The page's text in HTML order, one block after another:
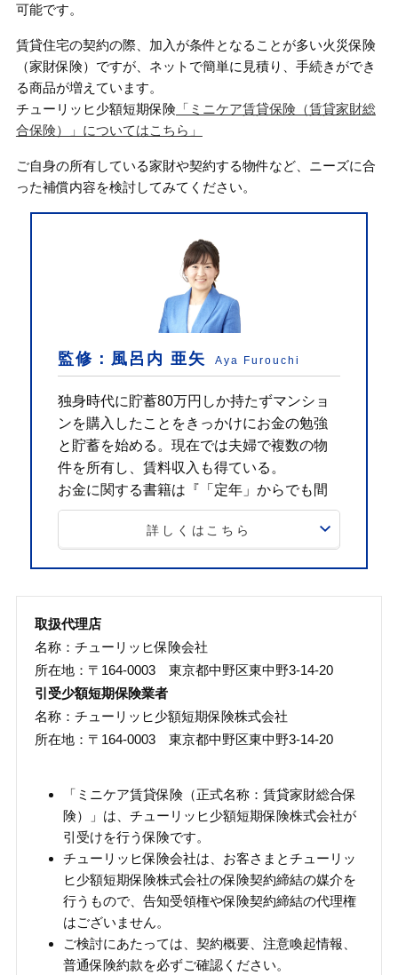
可能です。
賃貸住宅の契約の際、加入が条件となることが多い火災保険
（家財保険）ですが、ネットで簡単に見積り、手続きができ
る商品が増えています。
チューリッヒ少額短期保険「ミニケア賃貸保険（賃貸家財総
合保険）」についてはこちら」
ご自身の所有している家財や契約する物件など、ニーズに合
った補償内容を検討してみてください。
監修：風呂内 亜矢 Aya Furouchi
独身時代に貯蓄80万円しか持たずマンショ
ンを購入したことをきっかけにお金の勉強
と貯蓄を始める。現在では夫婦で複数の物
件を所有し、賃料収入も得ている。
お金に関する書籍は『「定年」からでも間
に合う老後の資産運用 (講談社+α新書) 』な
ど20冊以上。YouTubeチャンネル
認定者、宅地建物取引士
詳しくはこちら
取扱代理店
名称：チューリッヒ保険会社
所在地：〒164-0003 東京都中野区東中野3-14-20
引受少額短期保険業者
名称：チューリッヒ少額短期保険株式会社
所在地：〒164-0003 東京都中野区東中野3-14-20
「ミニケア賃貸保険（正式名称：賃貸家財総合保
険）」は、チューリッヒ少額短期保険株式会社が
引受けを行う保険です。
チューリッヒ保険会社は、お客さまとチューリッ
ヒ少額短期保険株式会社の保険契約締結の媒介を
行うもので、告知受領権や保険契約締結の代理権
はございません。
ご検討にあたっては、契約概要、注意喚起情報、
普通保険約款を必ずご確認ください。